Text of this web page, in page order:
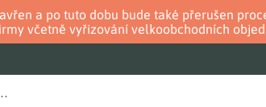
a po tuto dobu bude také přerušen
včetně vyřizování velkoobchodních